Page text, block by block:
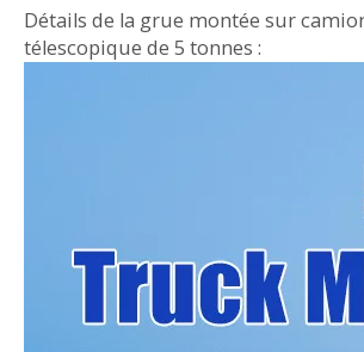
Détails de la grue montée sur
télescopique de 5 tonnes :